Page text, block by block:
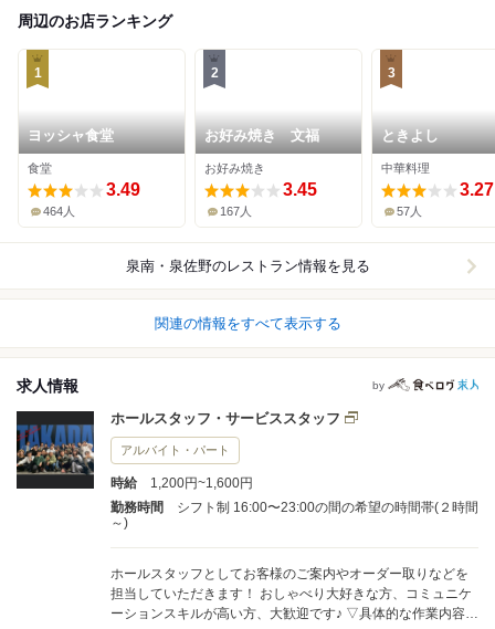
周辺のお店ランキング
1
ヨッシャ食堂
食堂
3.49
464人
2
お好み焼き 文福
お好み焼き
3.45
167人
3
ときよし
中華料理
3.27
57人
泉南・泉佐野のレストラン情報を見る
関連の情報をすべて表示する
求人情報 by
ホールスタッフ・サービススタッフ
アルバイト・パート
時給
1,200円~1,600円
勤務時間
シフト制 16:00〜23:00の間の希望の時間帯(２時間
～)
ホールスタッフとしてお客様のご案内やオーダー取りなどを
担当していただきます！ おしゃべり大好きな方、コミュニケ
ーションスキルが高い方、大歓迎です♪ ▽具体的な作業内容